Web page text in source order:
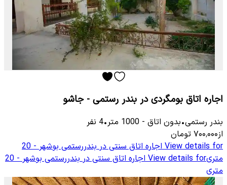
اجاره اتاق بومگردی در بندر رستمی - جاشو
بندر رستمی•بدون اتاق -
1000 متر•
4 نفر
از۷۰۰٬۰۰۰ تومان
View details for
اجاره اتاق سنتی در بندررستمی بوشهر - 20
متریView details for
اجاره اتاق سنتی در بندررستمی بوشهر - 20
متری